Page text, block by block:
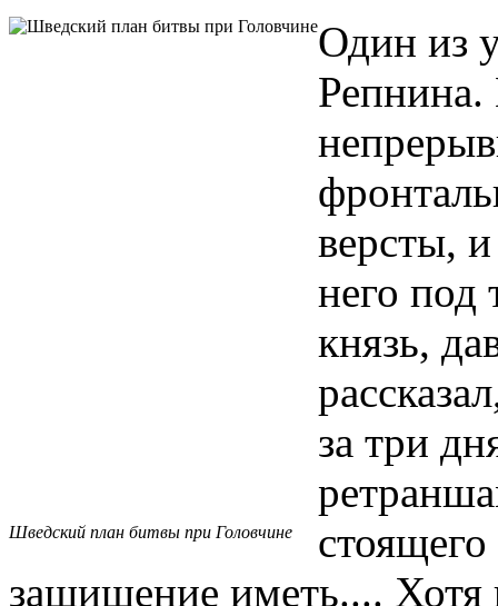
Шведский план битвы при Головчине
Один из
Репнина.
версты,
него под
князь,
за три
защишение иметь.... Хотя